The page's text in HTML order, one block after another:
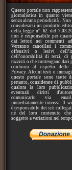
Questo portale non
giornalistica in quanto
senza alcuna periodicità .
considerarsi un prodotto
della legge n° 62 del
non è responsabile per
dai lettori nei commenti
Verranno cancellati i
offensivi o lesivi
dell’onorabilità di terzi, di
razzisti o che contengano dati
conformi al rispetto delle
Privacy. Alcuni testi o
questo portale sono tratte
pertanto, considerate di
qualora la loro
eventuali diritti
comunicarlo via
immediatamente rimossi. Il
è responsabile dei siti
né del loro contenuto che
soggetto a variazioni nel